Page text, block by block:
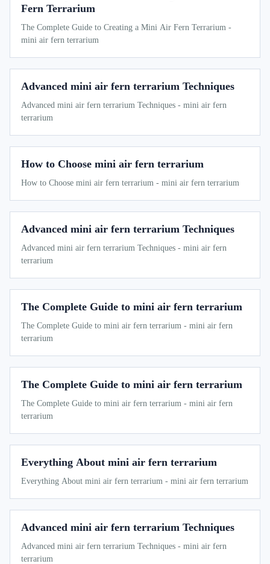
Fern Terrarium
The Complete Guide to Creating a Mini Air Fern Terrarium -
mini air fern terrarium
Advanced mini air fern terrarium Techniques
Advanced mini air fern terrarium Techniques - mini air fern
terrarium
How to Choose mini air fern terrarium
How to Choose mini air fern terrarium - mini air fern terrarium
Advanced mini air fern terrarium Techniques
Advanced mini air fern terrarium Techniques - mini air fern
terrarium
The Complete Guide to mini air fern terrarium
The Complete Guide to mini air fern terrarium - mini air fern
terrarium
The Complete Guide to mini air fern terrarium
The Complete Guide to mini air fern terrarium - mini air fern
terrarium
Everything About mini air fern terrarium
Everything About mini air fern terrarium - mini air fern terrarium
Advanced mini air fern terrarium Techniques
Advanced mini air fern terrarium Techniques - mini air fern
terrarium